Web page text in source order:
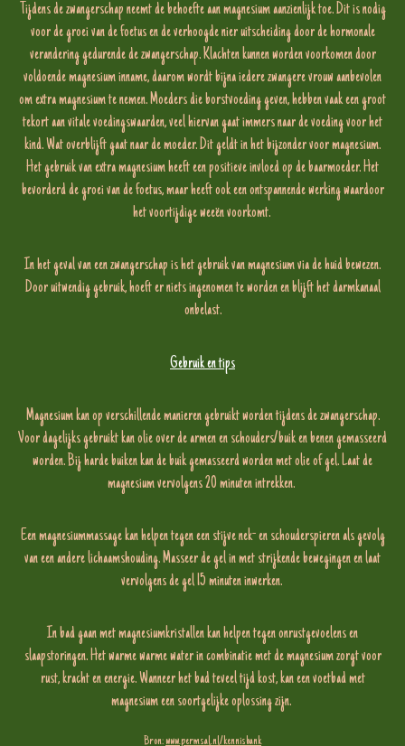
Tijdens de zwangerschap neemt de behoefte aan magnesium aanzienlijk toe. Dit is nodig
voor de groei van de foetus en de verhoogde nier uitscheiding door de hormonale
verandering gedurende de zwangerschap. Klachten kunnen worden voorkomen door
voldoende magnesium inname, daarom wordt bijna iedere zwangere vrouw aanbevolen
om extra magnesium te nemen. Moeders die borstvoeding geven, hebben vaak een groot
tekort aan vitale voedingswaarden, veel hiervan gaat immers naar de voeding voor het
kind. Wat overblijft gaat naar de moeder. Dit geldt in het bijzonder voor magnesium.
Het gebruik van extra magnesium heeft een positieve invloed op de baarmoeder. Het
bevorderd de groei van de foetus, maar heeft ook een ontspannende werking waardoor
het voortijdige weeën voorkomt.
In het geval van een zwangerschap is het gebruik van magnesium via de huid bewezen.
Door uitwendig gebruik, hoeft er niets ingenomen te worden en blijft het darmkanaal
onbelast.
Gebruik en tips
Magnesium kan op verschillende manieren gebruikt worden tijdens de zwangerschap.
Voor dagelijks gebruikt kan olie over de armen en schouders/buik en benen gemasseerd
worden. Bij harde buiken kan de buik gemasseerd worden met olie of gel. Laat de
magnesium vervolgens 20 minuten intrekken.
Een magnesiummassage kan helpen tegen een stijve nek- en schouderspieren als gevolg
van een andere lichaamshouding. Masseer de gel in met strijkende bewegingen en laat
vervolgens de gel 15 minuten inwerken.
In bad gaan met magnesiumkristallen kan helpen tegen onrustgevoelens en
slaapstoringen. Het warme warme water in combinatie met de magnesium zorgt voor
rust, kracht en energie. Wanneer het bad teveel tijd kost, kan een voetbad met
magnesium een soortgelijke oplossing zijn.
Bron:www.permsal.nl/kennisbank